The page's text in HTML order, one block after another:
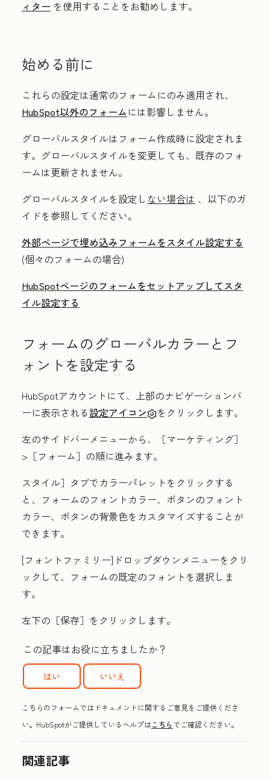
ィター を使用することをお勧めします。
始める前に
これらの設定は通常のフォームにのみ適用され、
HubSpot以外のフォーム には影響しません。
グローバルスタイルはフォーム作成時に設定されま
す。グローバルスタイルを変更しても、既存のフォ
ームは更新されません。
グローバルスタイルを設定し ない場合は 、以下のガ
イドを参照してください。
外部ページで埋め込みフォームをスタイル設定する
(個々のフォームの場合)
HubSpotページのフォームをセットアップしてスタ
イル設定する
フォームのグローバルカラーとフ
ォントを設定する
HubSpotアカウントにて、上部のナビゲーションバ
ーに表示される設定アイコン
をクリックします。
左のサイドバーメニューから、
［マーケティング］
> ［フォーム］ の順に進みます。
スタイル］ タブでカラーパレットを クリックする
と、フォームのフォントカラー、ボタンのフォント
カラー、ボタンの背景色をカスタマイズすることが
できます。
[フォントファミリー]ドロップダウンメニューをクリ
ックして、 フォームの既定のフォントを選択しま
す。
左下の［保存］ をクリックします。
この記事はお役に立ちましたか？
はい いいえ
こちらのフォームではドキュメントに関するご意見をご提供くださ
い。HubSpotがご提供しているヘルプはこちらでご確認ください。
関連記事